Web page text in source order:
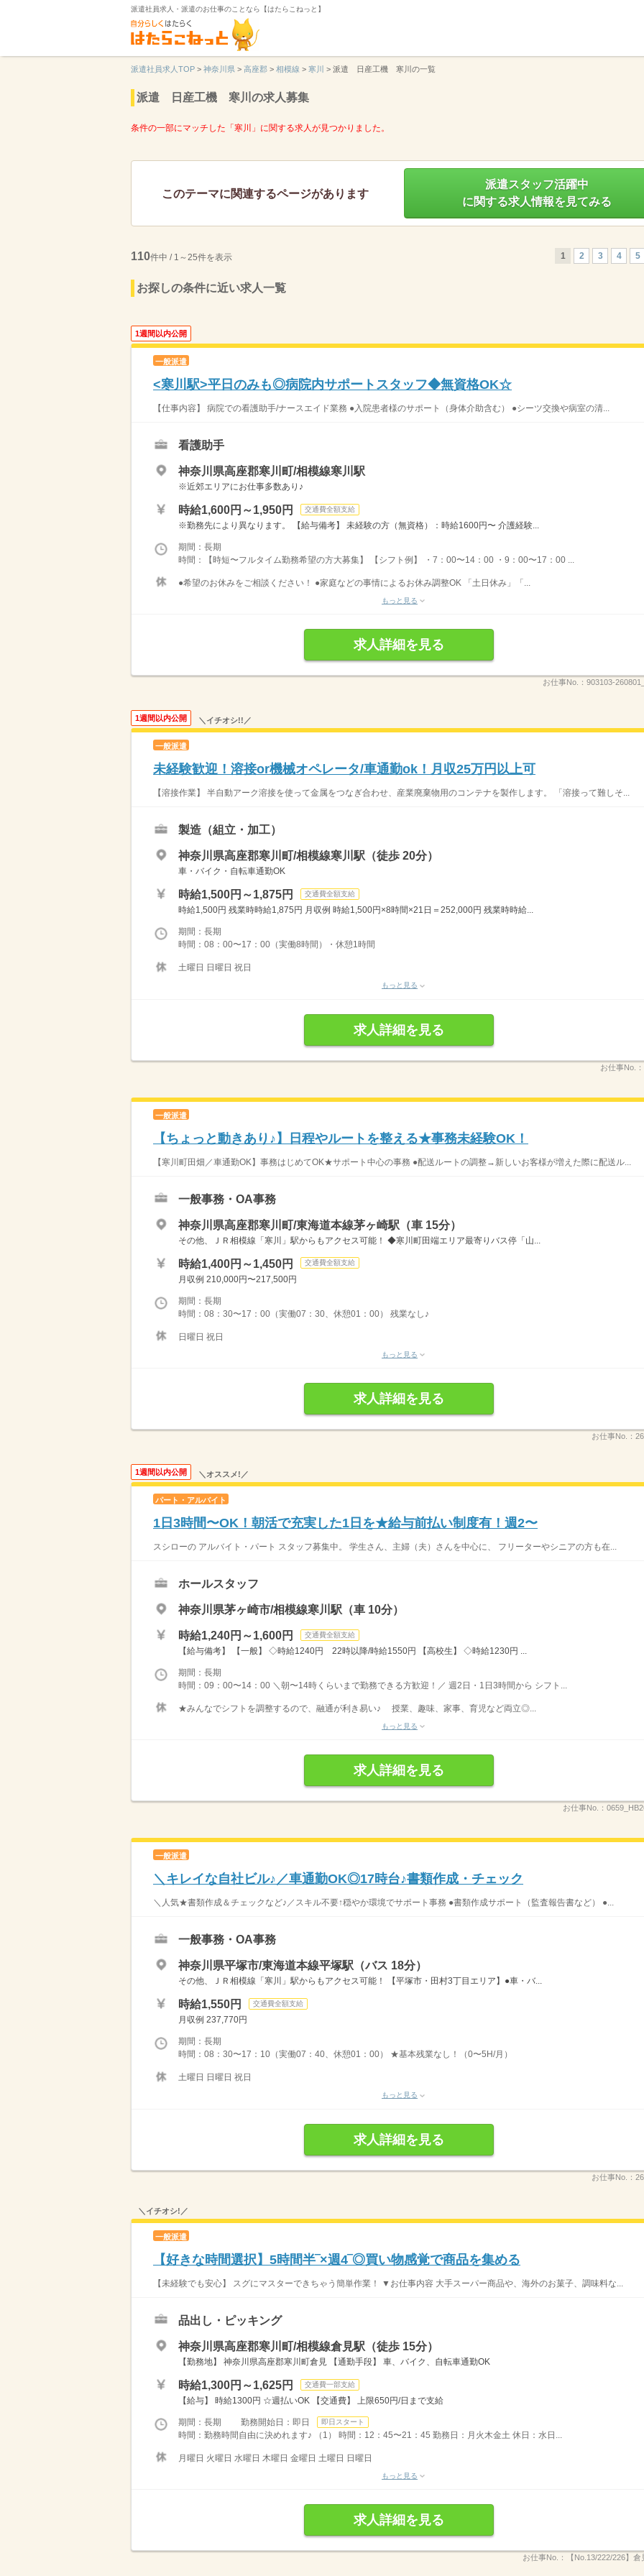
派遣社員求人・派遣のお仕事のことなら【はたらこねっと】
派遣社員求人TOP > 神奈川県 > 高座郡 > 相模線 > 寒川 > 派遣 日産工機 寒川の一覧
派遣 日産工機 寒川の求人募集
条件の一部にマッチした「寒川」に関する求人が見つかりました。
このテーマに関連するページがあります
派遣スタッフ活躍中
に関する求人情報を見てみる
110件中 / 1～25件を表示 1 2 3 4 5
お探しの条件に近い求人一覧
1週間以内公開
一般派遣
<寒川駅>平日のみも◎病院内サポートスタッフ◆無資格OK☆
【仕事内容】 病院での看護助手/ナースエイド業務 ●入院患者様のサポート（身体介助含む） ●シーツ交換や病室の清...
看護助手
神奈川県高座郡寒川町/相模線寒川駅
※近郊エリアにお仕事多数あり♪
時給1,600円～1,950円 交通費全額支給
※勤務先により異なります。 【給与備考】 未経験の方（無資格）：時給1600円〜 介護経験...
期間：長期
時間：【時短〜フルタイム勤務希望の方大募集】 【シフト例】 ・7：00〜14：00 ・9：00〜17：00 ...
●希望のお休みをご相談ください！ ●家庭などの事情によるお休み調整OK 「土日休み」「...
もっと見る
求人詳細を見る
お仕事No.： 903103-
1週間以内公開 ＼イチオシ!!／
一般派遣
未経験歓迎！溶接or機械オペレータ/車通勤ok！月収25万円以上可
【溶接作業】 半自動アーク溶接を使って金属をつなぎ合わせ、産業廃棄物用のコンテナを製作します。 「溶接って難しそ...
製造（組立・加工）
神奈川県高座郡寒川町/相模線寒川駅（徒歩 20分）
車・バイク・自転車通勤OK
時給1,500円～1,875円 交通費全額支給
時給1,500円 残業時時給1,875円 月収例 時給1,500円×8時間×21日＝252,000円 残業時時給...
期間：長期
時間：08：00〜17：00（実働8時間）・休憩1時間
土曜日 日曜日 祝日
もっと見る
求人詳細を見る
お仕事No.：
一般派遣
【ちょっと動きあり♪】日程やルートを整える★事務未経験OK！
【寒川町田畑／車通勤OK】事務はじめてOK★サポート中心の事務 ●配送ルートの調整→新しいお客様が増えた際に配送ル...
一般事務・OA事務
神奈川県高座郡寒川町/東海道本線茅ヶ崎駅（車 15分）
その他、ＪＲ相模線「寒川」駅からもアクセス可能！ ◆寒川町田端エリア最寄りバス停「山...
時給1,400円～1,450円 交通費全額支給
月収例 210,000円〜217,500円
期間：長期
時間：08：30〜17：00（実働07：30、休憩01：00） 残業なし♪
日曜日 祝日
もっと見る
求人詳細を見る
お仕事No.：
1週間以内公開 ＼オススメ!／
パート・アルバイト
1日3時間〜OK！朝活で充実した1日を★給与前払い制度有！週2〜
スシローの アルバイト・パート スタッフ募集中。 学生さん、主婦（夫）さんを中心に、 フリーターやシニアの方も在...
ホールスタッフ
神奈川県茅ヶ崎市/相模線寒川駅（車 10分）
時給1,240円～1,600円 交通費全額支給
【給与備考】 【一般】 ◇時給1240円 22時以降/時給1550円 【高校生】 ◇時給1230円 ...
期間：長期
時間：09：00〜14：00 ＼朝〜14時くらいまで勤務できる方歓迎！／ 週2日・1日3時間から シフト...
★みんなでシフトを調整するので、融通が利き易い♪ 授業、趣味、家事、育児など両立◎...
もっと見る
求人詳細を見る
お仕事No.：
一般派遣
＼キレイな自社ビル♪／車通勤OK◎17時台♪書類作成・チェック
＼人気★書類作成＆チェックなど♪／スキル不要↑穏やか環境でサポート事務 ●書類作成サポート（監査報告書など） ●...
一般事務・OA事務
神奈川県平塚市/東海道本線平塚駅（バス 18分）
その他、ＪＲ相模線「寒川」駅からもアクセス可能！ 【平塚市・田村3丁目エリア】●車・バ...
時給1,550円 交通費全額支給
月収例 237,770円
期間：長期
時間：08：30〜17：10（実働07：40、休憩01：00） ★基本残業なし！（0〜5H/月）
土曜日 日曜日 祝日
もっと見る
求人詳細を見る
お仕事No.：
＼イチオシ!／
一般派遣
【好きな時間選択】5時間半‾×週4‾◎買い物感覚で商品を集める
【未経験でも安心】 スグにマスターできちゃう簡単作業！ ▼お仕事内容 大手スーパー商品や、海外のお菓子、調味料な...
品出し・ピッキング
神奈川県高座郡寒川町/相模線倉見駅（徒歩 15分）
【勤務地】 神奈川県高座郡寒川町倉見 【通勤手段】 車、バイク、自転車通勤OK
時給1,300円～1,625円 交通費一部支給
【給与】 時給1300円 ☆週払いOK 【交通費】 上限650円/日まで支給
期間：長期 勤務開始日：即日 即日スタート
時間：勤務時間自由に決めれます♪ （1） 時間：12：45〜21：45 勤務日：月火木金土 休日：水日...
月曜日 火曜日 水曜日 木曜日 金曜日 土曜日 日曜日
もっと見る
求人詳細を見る
お仕事No.： 【No.13/222/226】